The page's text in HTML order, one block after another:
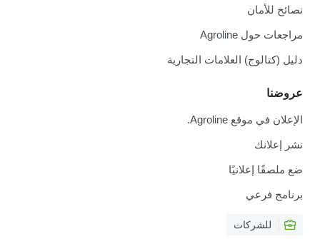
نصائح للأمان
مراجعات حول Agroline
دليل (كتالوج) العلامات التجارية
عروضنا
الإعلان في موقع Agroline.
نشر إعلانك
ضع ملصقًا إعلانيًا
برنامج فرعي
للشركات